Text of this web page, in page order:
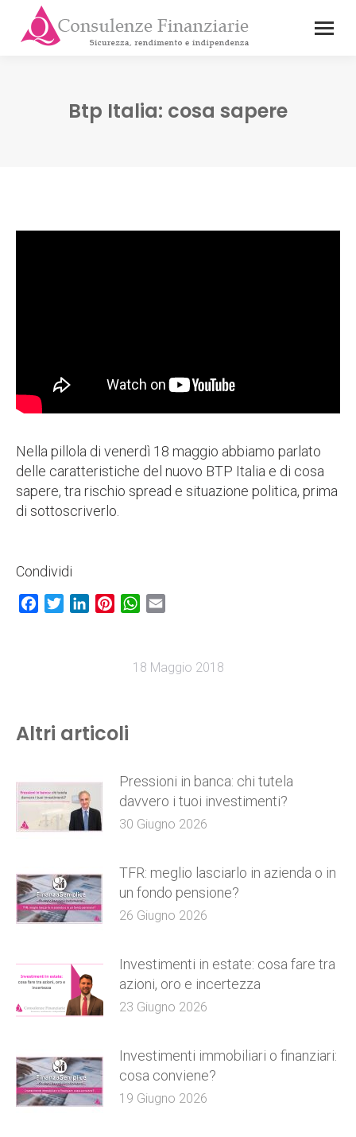
Btp Italia: cosa sapere
Nella pillola di venerdì 18 maggio abbiamo parlato
delle caratteristiche del nuovo BTP Italia e di cosa
sapere, tra rischio spread e situazione politica, prima
di sottoscriverlo.
Condividi
Facebook
TwitterLinkedInPinterestWhatsApp
18 Maggio 2018
Altri articoli
Pressioni in banca: chi tutela
davvero i tuoi investimenti?
30 Giugno 2026
TFR: meglio lasciarlo in azienda o in
un fondo pensione?
26 Giugno 2026
Investimenti in estate: cosa fare tra
azioni, oro e incertezza
23 Giugno 2026
Investimenti immobiliari o finanziari:
cosa conviene?
19 Giugno 2026